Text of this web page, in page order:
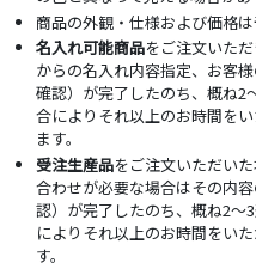
商品の外観・仕様および価格
名入れ可能商品をご注文いた
からの名入れ内容指定、お客
確認）が完了したのち、概ね2
合によりそれ以上のお時間を
ます。
受注生産品をご注文いただい
合わせが必要な場合はその内
認）が完了したのち、概ね2～
によりそれ以上のお時間をい
す。